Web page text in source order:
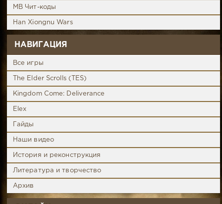
MB Чит-коды
Han Xiongnu Wars
НАВИГАЦИЯ
Все игры
The Elder Scrolls (TES)
Kingdom Come: Deliverance
Elex
Гайды
Наши видео
История и реконструкция
Литература и творчество
Архив